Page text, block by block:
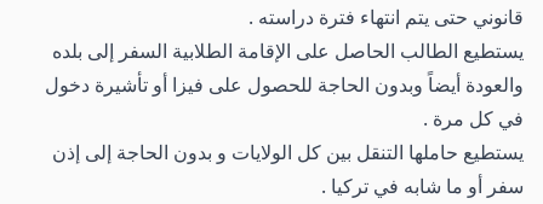
قانوني حتى يتم انتهاء فترة دراسته .
يستطيع الطالب الحاصل على الإقامة الطلابية السفر إلى بلده
والعودة أيضاً وبدون الحاجة للحصول على فيزا أو تأشيرة دخول
في كل مرة .
يستطيع حاملها التنقل بين كل الولايات و بدون الحاجة إلى إذن
سفر أو ما شابه في تركيا .